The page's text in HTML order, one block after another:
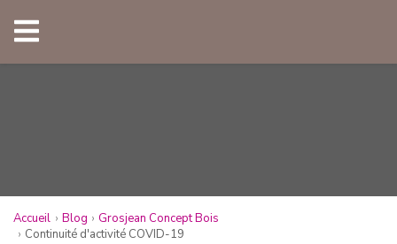
Accueil Blog
Grosjean Concept Bois
Continuité d'activité COVID-19